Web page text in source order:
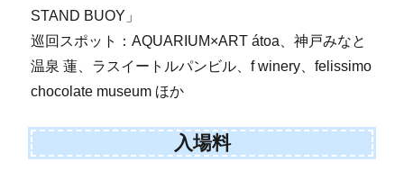
STAND BUOY」
巡回スポット：AQUARIUM×ART átoa、神戸みなと
温泉 蓮、ラスイートルパンビル、f winery、felissimo
chocolate museum ほか
入場料